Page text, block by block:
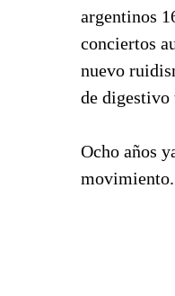
argentinos
conciertos
nuevo
de digestivo
Ocho años